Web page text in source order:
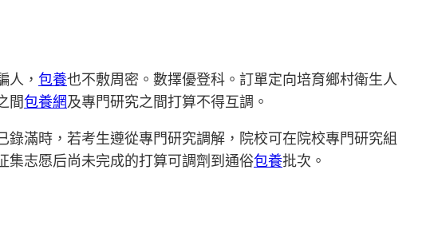
人， 包養也不敷周密。數擇優登科。訂單定向培育鄉村衛生人
間包養網及專門研究之間打算不得互調。
錄滿時，若考生遵從專門研究調解，院校可在院校專門研究組
集志愿后尚未完成的打算可調劑到通俗包養批次。